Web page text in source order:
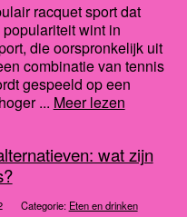
racquet sport dat
wint in
die oorspronkelijk uit
combinatie van tennis
gespeeld op een
... Meer lezen
wat zijn
Categorie: Eten en drinken